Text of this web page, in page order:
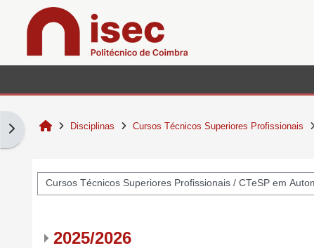
Ir para o conteúdo principal
Abrir painel dos blocos
Início
Disciplinas Cursos Técnicos Superiores Profissionais
de disciplinas
2025/2026